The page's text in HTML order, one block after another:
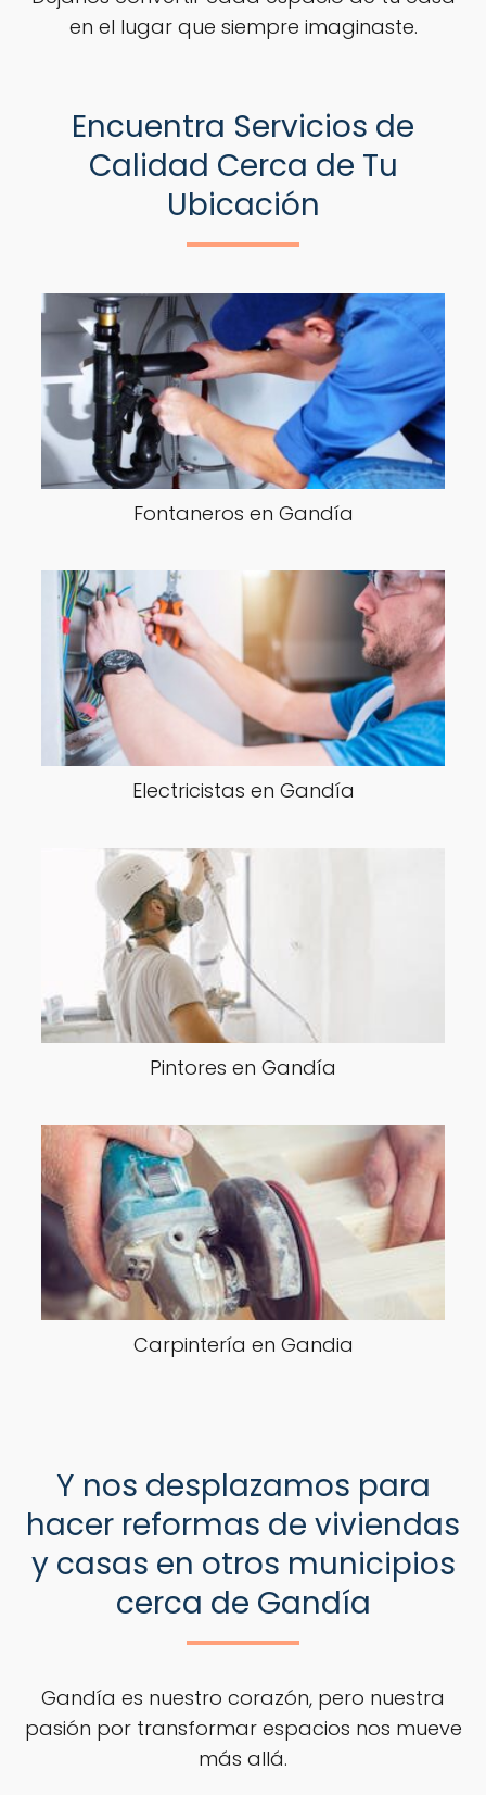
en el lugar que siempre imaginaste.
Encuentra Servicios de
Calidad Cerca de Tu
Ubicación
Fontaneros en Gandía
Electricistas en Gandía
Pintores en Gandía
Carpintería en Gandia
Y nos desplazamos para
hacer reformas de viviendas
y casas en otros municipios
cerca de Gandía
Gandía es nuestro corazón, pero nuestra
pasión por transformar espacios nos mueve
más allá.